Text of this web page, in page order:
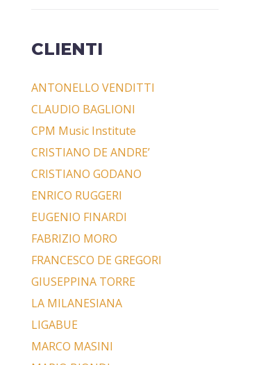
CLIENTI
ANTONELLO VENDITTI
CLAUDIO BAGLIONI
CPM Music Institute
CRISTIANO DE ANDRE’
CRISTIANO GODANO
ENRICO RUGGERI
EUGENIO FINARDI
FABRIZIO MORO
FRANCESCO DE GREGORI
GIUSEPPINA TORRE
LA MILANESIANA
LIGABUE
MARCO MASINI